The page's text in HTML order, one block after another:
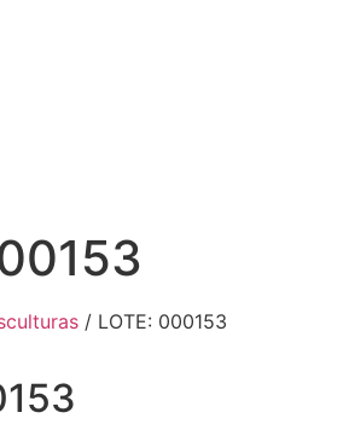
/ LOTE: 000153